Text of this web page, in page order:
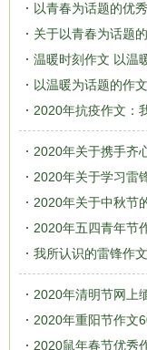
以青春为话题的优
关于以青春为话题
温暖时刻作文 以温
以温暖为话题的作
2020年抗疫作文：
2020年关于携手齐
2020年关于学习雷
2020年关于中秋节
2020年五四青年节
我所认识的雷锋作
2020年清明节网上
2020年重阳节作文
2020鼠年春节优秀